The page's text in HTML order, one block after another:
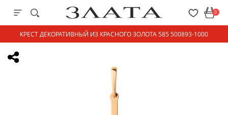
0
КРЕСТ ДЕКОРАТИВНЫЙ ИЗ КРАСНОГО ЗОЛОТА 585 500893-1000